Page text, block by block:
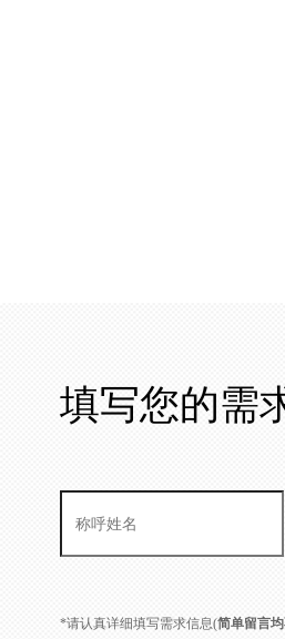
填写您的需
*请认真详细填写需求信息(简单留言